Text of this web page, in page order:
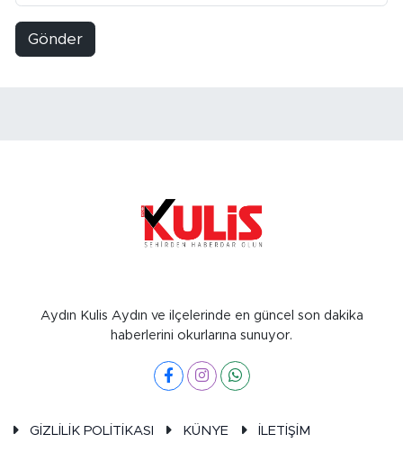
Gönder
Aydın Kulis Aydın ve ilçelerinde en güncel son dakika
haberlerini okurlarına sunuyor.
GİZLİLİK POLİTİKASI KÜNYE İLETİŞİM